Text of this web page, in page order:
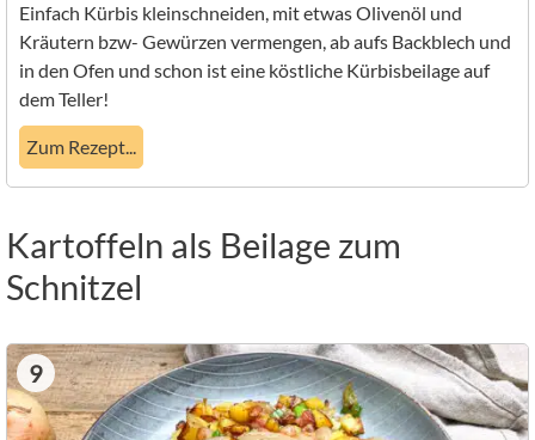
Einfach Kürbis kleinschneiden, mit etwas Olivenöl und
Kräutern bzw- Gewürzen vermengen, ab aufs Backblech und
in den Ofen und schon ist eine köstliche Kürbisbeilage auf
dem Teller!
Zum Rezept...
Kartoffeln als Beilage zum
Schnitzel
9